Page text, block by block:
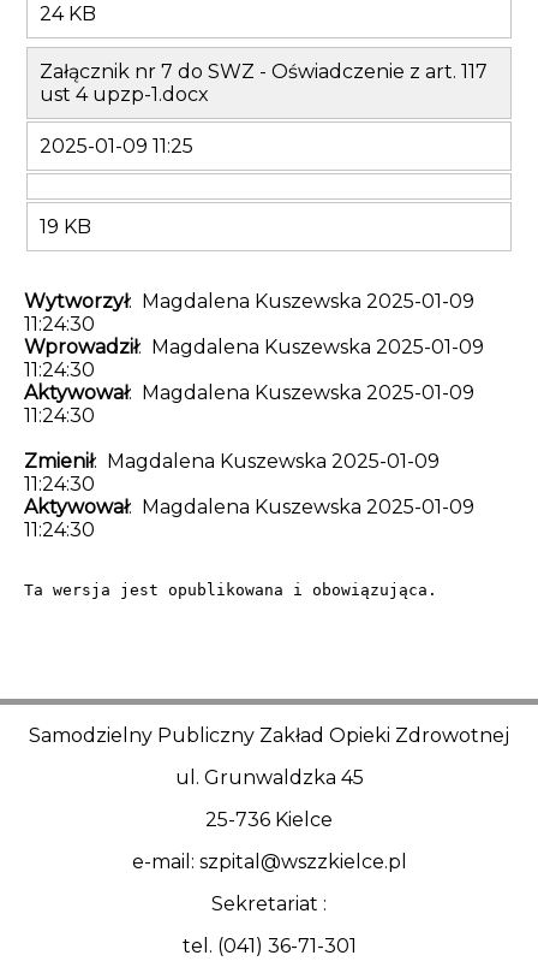
24 KB
Załącznik nr 7 do SWZ - Oświadczenie z art. 117
ust 4 upzp-1.docx
2025-01-09 11:25
19 KB
Wytworzył: Magdalena Kuszewska 2025-01-09
11:24:30
Wprowadził: Magdalena Kuszewska 2025-01-09
11:24:30
Aktywował: Magdalena Kuszewska 2025-01-09
11:24:30
Zmienił: Magdalena Kuszewska 2025-01-09
11:24:30
Aktywował: Magdalena Kuszewska 2025-01-09
11:24:30
Ta wersja jest opublikowana i obowiązująca.
Samodzielny Publiczny Zakład Opieki Zdrowotnej
ul. Grunwaldzka 45
25-736 Kielce
e-mail: szpital@wszzkielce.pl
Sekretariat :
tel. (041) 36-71-301